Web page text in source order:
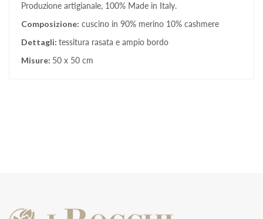
Produzione artigianale, 100% Made in Italy.
Composizione: cuscino in 90% merino 10% cashmere
Dettagli: tessitura rasata e ampio bordo
Misure: 50 x 50 cm